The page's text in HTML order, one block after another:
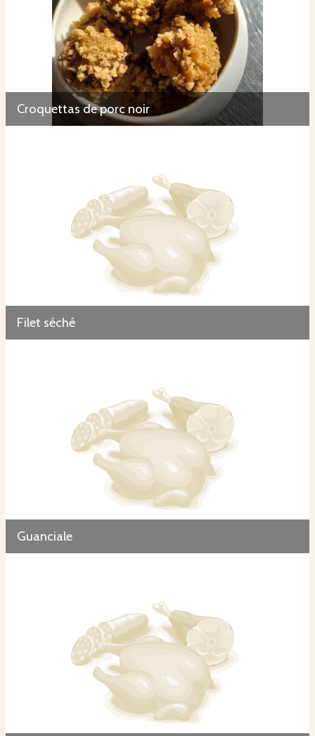
Croquettas de porc noir
Filet séché
Guanciale